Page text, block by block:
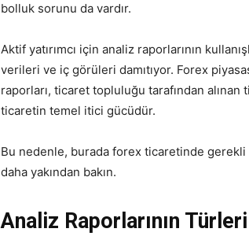
bolluk sorunu da vardır.
Aktif yatırımcı için analiz raporlarının
verileri ve iç görüleri damıtıyor. Forex
raporları, ticaret topluluğu tarafından alınan
ticaretin temel itici gücüdür.
Bu nedenle, burada forex ticaretinde
daha yakından bakın.
Analiz Raporlarının Türleri